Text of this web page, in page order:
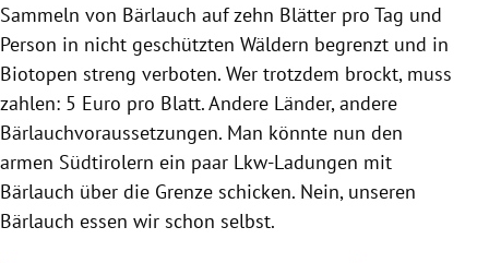
Sammeln von Bärlauch auf zehn Blätter pro Tag und
Person in nicht geschützten Wäldern begrenzt und in
Biotopen streng verboten. Wer trotzdem brockt, muss
zahlen: 5 Euro pro Blatt. Andere Länder, andere
Bärlauchvoraussetzungen. Man könnte nun den
armen Südtirolern ein paar Lkw-Ladungen mit
Bärlauch über die Grenze schicken. Nein, unseren
Bärlauch essen wir schon selbst.